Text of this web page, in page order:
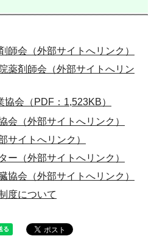
師会（外部サイトへリンク）
薬剤師会（外部サイトへリン
協会（PDF：1,523KB）
会（外部サイトへリンク）
サイトへリンク）
ー（外部サイトへリンク）
協会（外部サイトへリンク）
度について